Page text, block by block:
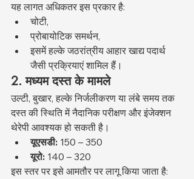
यह लागत अधिकतर इस प्रकार है:
चोटी,
प्रोबायोटिक समर्थन,
इसमें हल्के जठरांत्रीय आहार खाद्य पदार्थ
जैसी प्रक्रियाएं शामिल हैं।
2. मध्यम दस्त के मामले
उल्टी, बुखार, हल्के निर्जलीकरण या लंबे समय तक
दस्त की स्थिति में नैदानिक परीक्षण और इंजेक्शन
थेरेपी आवश्यक हो सकती है।
यूएसडी: 150 – 350
यूरो: 140 – 320
इस स्तर पर इसे आमतौर पर लागू किया जाता है: